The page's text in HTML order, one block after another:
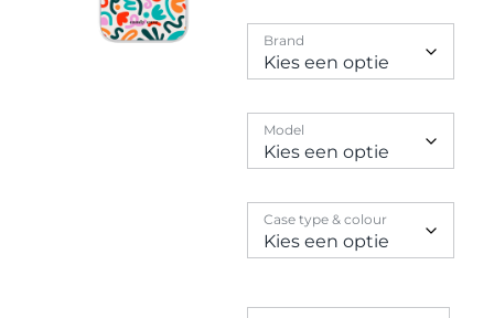
Brand
Model
Case type & colour